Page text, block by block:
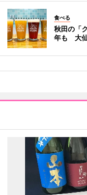
食べる
秋田の「
年も 大